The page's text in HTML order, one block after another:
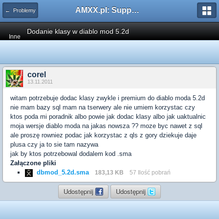
← Problemy AMXX.pl: Support AMX Mod X i SourceMod
Inne
Dodanie klasy w diablo mod 5.2d
corel
13.11.2011
witam potrzebuje dodac klasy zwykle i premium do diablo moda 5.2d
nie mam bazy sql mam na tserwery ale nie umiem korzystac czy
ktos poda mi poradnik albo powie jak dodac klasy albo jak uaktualnic
moja wersje diablo moda na jakas nowsza ?? moze byc nawet z sql
ale proszę rowniez podac jak korzystac z qls z gory dziekuje daje
plusa czy ja to sie tam nazywa
jak by ktos potrzebowal dodalem kod .sma
Załączone pliki
dbmod_5.2d.sma
183,13 KB 57 Ilość pobrań
Udostępnij Udostępnij